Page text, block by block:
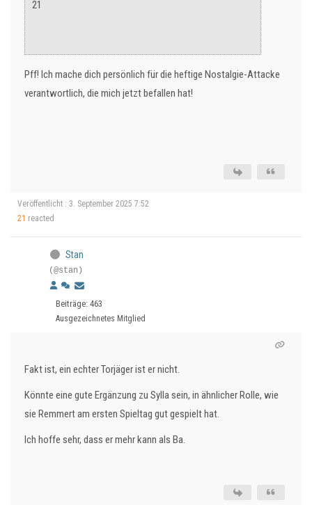
21
Pff! Ich mache dich persönlich für die heftige Nostalgie-Attacke
verantwortlich, die mich jetzt befallen hat!
Veröffentlicht : 3. September 2025 7:52
21 reacted
Stan
(@stan)
Beiträge: 463
Ausgezeichnetes Mitglied
Fakt ist, ein echter Torjäger ist er nicht.
Könnte eine gute Ergänzung zu Sylla sein, in ähnlicher Rolle, wie
sie Remmert am ersten Spieltag gut gespielt hat.
Ich hoffe sehr, dass er mehr kann als Ba.